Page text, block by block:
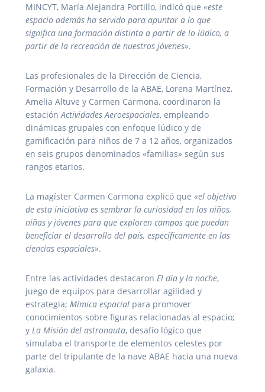
MINCYT, María Alejandra Portillo, indicó que «este
espacio además ha servido para apuntar a lo que
significa una formación distinta a partir de lo lúdico, a
partir de la recreación de nuestros jóvenes».
Las profesionales de la Dirección de Ciencia,
Formación y Desarrollo de la ABAE, Lorena Martínez,
Amelia Altuve y Carmen Carmona, coordinaron la
estación Actividades Aeroespaciales, empleando
dinámicas grupales con enfoque lúdico y de
gamificación para niños de 7 a 12 años, organizados
en seis grupos denominados «familias» según sus
rangos etarios.
La magíster Carmen Carmona explicó que «el objetivo
de esta iniciativa es sembrar la curiosidad en los niños,
niñas y jóvenes para que exploren campos que puedan
beneficiar el desarrollo del país, específicamente en las
ciencias espaciales».
Entre las actividades destacaron El día y la noche,
juego de equipos para desarrollar agilidad y
estrategia; Mímica espacial para promover
conocimientos sobre figuras relacionadas al espacio;
y La Misión del astronauta, desafío lógico que
simulaba el transporte de elementos celestes por
parte del tripulante de la nave ABAE hacia una nueva
galaxia.